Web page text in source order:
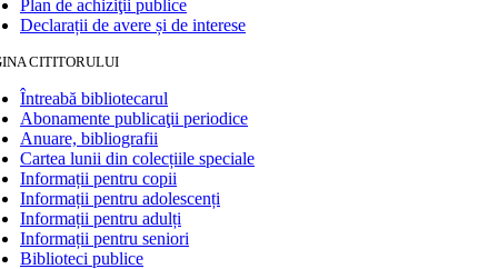
Plan de achiziţii publice
Declarații de avere și de interese
CITITORULUI
Întreabă bibliotecarul
Abonamente publicaţii periodice
Anuare, bibliografii
Cartea lunii din colecțiile speciale
Informații pentru copii
Informații pentru adolescenți
Informații pentru adulți
Informații pentru seniori
Biblioteci publice